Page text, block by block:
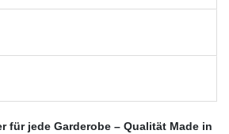
für jede Garderobe – Qualität Made in